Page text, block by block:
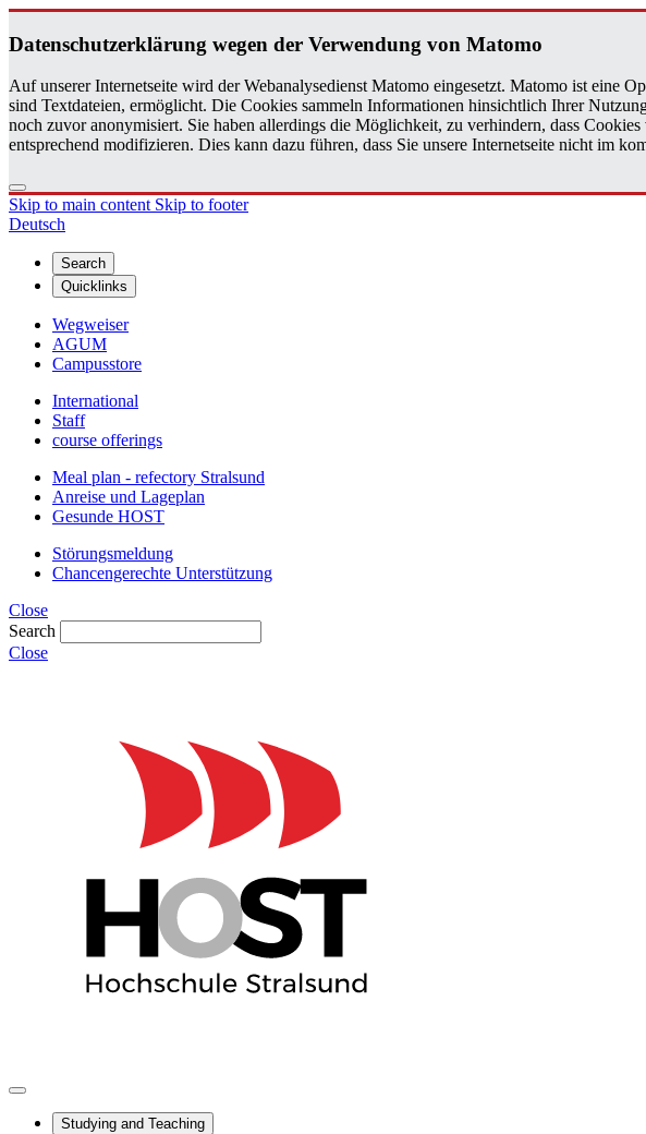
Daten­schutzerklärung wegen der Ver­wen­dung von Matomo
Auf unserer Internetseite wird der Webanalysedienst Matomo eingesetzt. Matomo ist eine
sind Textdateien, ermöglicht. Die Cookies sammeln Informationen hinsichtlich Ihrer
noch zuvor anonymisiert. Sie haben allerdings die Möglichkeit, zu verhindern, dass
entsprechend modifizieren. Dies kann dazu führen, dass Sie unsere Internetseite nicht im
Skip to main content Skip to footer
Deutsch
Search
Quicklinks
Wegweiser
AGUM
Campusstore
International
Staff
course offerings
Meal plan - refectory Stralsund
Anreise und Lageplan
Gesunde HOST
Störungsmeldung
Chancengerechte Unterstützung
Close
Search
Close
Studying and Teaching